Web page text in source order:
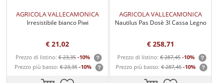
AGRICOLA VALLECAMONICA
Irresistibile bianco Piwi
€ 21,02
Prezzo di listino:€ 23,35 -10%
Prezzo più basso:€ 23,35 -10%
AGRICOLA VALLECAMONICA
Nautilus Pas Dosè 3l Cassa Legno
€ 258,71
Prezzo di listino:€ 287,45 -10%
Prezzo più basso:€ 287,45 -10%